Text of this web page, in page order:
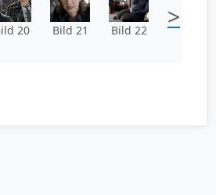
20 Bild 21 Bild 22 >